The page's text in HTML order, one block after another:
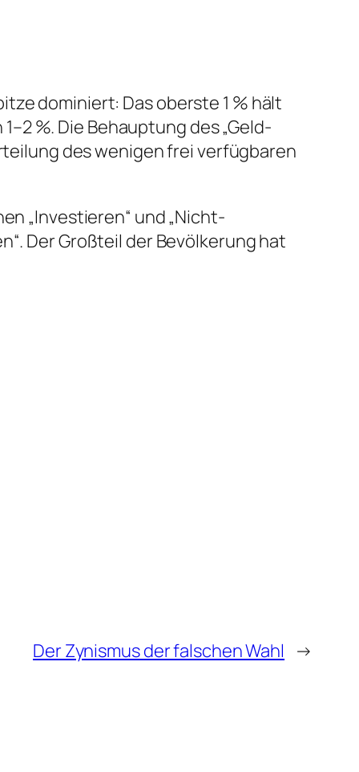
dominiert: Das oberste 1 % hält
%. Die Behauptung des „Geld-
des wenigen frei verfügbaren
„Investieren“ und „Nicht-
Der Großteil der Bevölkerung hat
Der Zynismus der falschen Wahl →